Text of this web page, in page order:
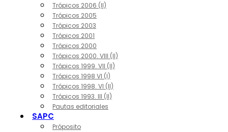
Trópicos 2006 (II)
Trópicos 2005
Trópicos 2003
Trópicos 2001
Trópicos 2000
Trópicos 2000. VIII (II)
Trópicos 1999. VII (II)
Trópicos 1998 VI (I)
Trópicos 1998. VI (II)
Trópicos 1993. III (II)
Pautas editoriales
SAPC
Próposito